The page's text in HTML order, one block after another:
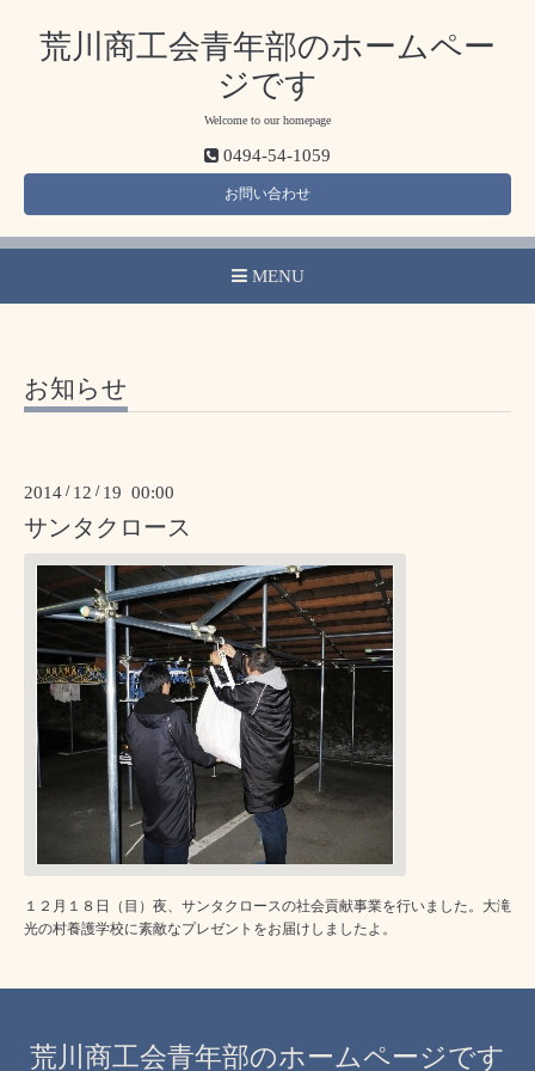
荒川商工会青年部のホームペー
ジです
Welcome to our homepage
0494-54-1059
お問い合わせ
MENU
お知らせ
2014 / 12 / 19 00:00
サンタクロース
１２月１８日（目）夜、サンタクロースの社会貢献事業を行いました。大滝
光の村養護学校に素敵なプレゼントをお届けしましたよ。
荒川商工会青年部のホームページです